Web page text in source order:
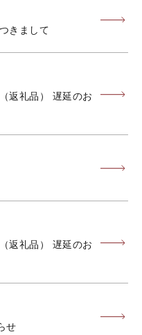
きまして
返礼品） 遅延のお
返礼品） 遅延のお
せ